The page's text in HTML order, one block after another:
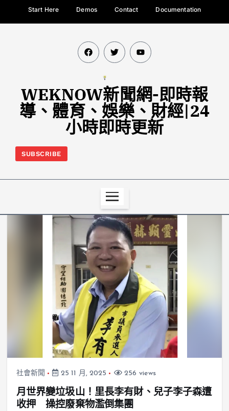
Start Here Demos Contact Documentation
WEKNOW新聞網-即時報
導、體育、娛樂、財經|24
小時即時更新
SUBSCRIBE
社會新聞 25 11 月, 2025 256 views
月世界變垃圾山！里長李有財、兒子李子森遭
收押 操控廢棄物濫倒集團